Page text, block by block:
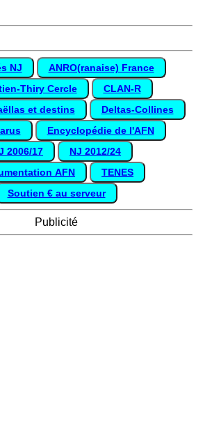
NJ
ANRO(ranaise) France
Thiry Cercle
CLAN-R
et destins
Deltas-Collines
Encyclopédie de l'AFN
2006/17
NJ 2012/24
AFN
TENES
Soutien € au serveur
Publicité